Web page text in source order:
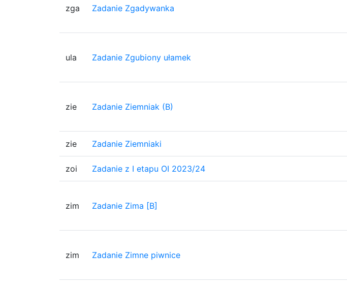
zga Zadanie Zgadywanka
ula Zadanie Zgubiony ułamek
zie Zadanie Ziemniak (B)
zie Zadanie Ziemniaki
zoi Zadanie z I etapu OI 2023/24
zim Zadanie Zima [B]
zim Zadanie Zimne piwnice